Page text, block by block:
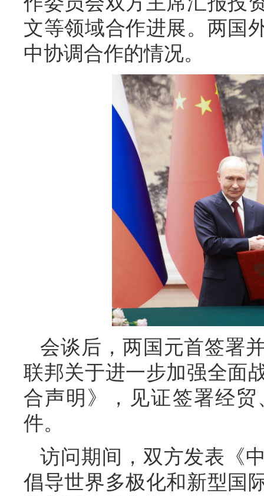
文等领域合作进展。两国
中协调合作的情况。
会谈后，两国元首签署
联邦关于进一步加强全面
合声明》，见证签署经
件。
访问期间，双方发表《
倡导世界多极化和新型国